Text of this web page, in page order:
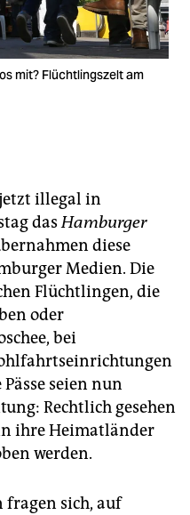
mit? Flüchtlingszelt am
illegal in
dasHamburger
diese
Medien. Die
Flüchtlingen, die
oder
bei
seien nun
Rechtlich gesehen
ihre Heimatländer
werden.
sich, auf